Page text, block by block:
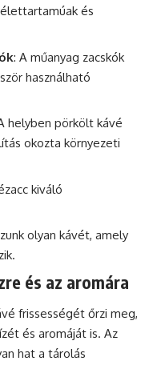
és
: A műanyag zacskók
használható
helyben pörkölt kávé
okozta környezeti
kiváló
olyan kávét, amely
és az aromára
frissességét őrzi meg,
és aromáját is. Az
hat a tárolás